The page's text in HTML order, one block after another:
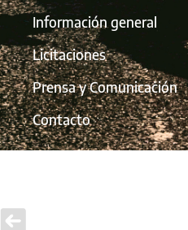
Información general
Licitaciones
Prensa y Comunicación
Contacto